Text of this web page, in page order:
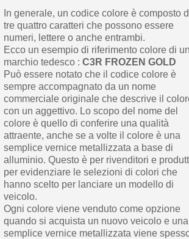
In generale, un codice colore è composto
tre quattro caratteri che possono essere
numeri, lettere o anche entrambi.
Ecco un esempio di riferimento colore di un
marchio tedesco : C3R FROZEN GOLD
Può essere notato che il codice colore è
sempre accompagnato da un nome
commerciale originale che descrive il
con un aggettivo. Lo scopo del nome del
colore è quello di conferire una qualità
attraente, anche se a volte il colore è una
semplice vernice metallizzata a base di
alluminio. Questo è per rivenditori e
per evidenziare le selezioni di colori che
hanno scelto per lanciare un modello di
veicolo.
Ogni colore viene venduto come opzione
quando si acquista un nuovo veicolo e una
semplice vernice metallizzata viene